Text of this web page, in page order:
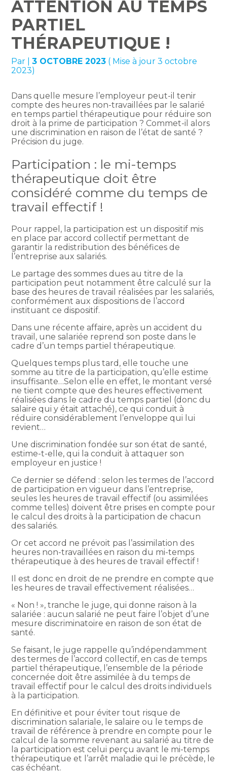
ATTENTION AU TEMPS
PARTIEL
THÉRAPEUTIQUE !
Par |3 OCTOBRE 2023 ( Mise à jour 3 octobre
2023)
Dans quelle mesure l’employeur peut-il tenir
compte des heures non-travaillées par le salarié
en temps partiel thérapeutique pour réduire son
droit à la prime de participation ? Commet-il alors
une discrimination en raison de l’état de santé ?
Précision du juge.
Participation : le mi-temps
thérapeutique doit être
considéré comme du temps de
travail effectif !
Pour rappel, la participation est un dispositif mis
en place par accord collectif permettant de
garantir la redistribution des bénéfices de
l’entreprise aux salariés.
Le partage des sommes dues au titre de la
participation peut notamment être calculé sur la
base des heures de travail réalisées par les salariés,
conformément aux dispositions de l’accord
instituant ce dispositif.
Dans une récente affaire, après un accident du
travail, une salariée reprend son poste dans le
cadre d’un temps partiel thérapeutique.
Quelques temps plus tard, elle touche une
somme au titre de la participation, qu’elle estime
insuffisante…Selon elle en effet, le montant versé
ne tient compte que des heures effectivement
réalisées dans le cadre du temps partiel (donc du
salaire qui y était attaché), ce qui conduit à
réduire considérablement l’enveloppe qui lui
revient…
Une discrimination fondée sur son état de santé,
estime-t-elle, qui la conduit à attaquer son
employeur en justice !
Ce dernier se défend : selon les termes de l’accord
de participation en vigueur dans l’entreprise,
seules les heures de travail effectif (ou assimilées
comme telles) doivent être prises en compte pour
le calcul des droits à la participation de chacun
des salariés.
Or cet accord ne prévoit pas l’assimilation des
heures non-travaillées en raison du mi-temps
thérapeutique à des heures de travail effectif !
Il est donc en droit de ne prendre en compte que
les heures de travail effectivement réalisées…
« Non ! », tranche le juge, qui donne raison à la
salariée : aucun salarié ne peut faire l’objet d’une
mesure discriminatoire en raison de son état de
santé.
Se faisant, le juge rappelle qu’indépendamment
des termes de l’accord collectif, en cas de temps
partiel thérapeutique, l’ensemble de la période
concernée doit être assimilée à du temps de
travail effectif pour le calcul des droits individuels
à la participation.
En définitive et pour éviter tout risque de
discrimination salariale, le salaire ou le temps de
travail de référence à prendre en compte pour le
calcul de la somme revenant au salarié au titre de
la participation est celui perçu avant le mi-temps
thérapeutique et l’arrêt maladie qui le précède, le
cas échéant.